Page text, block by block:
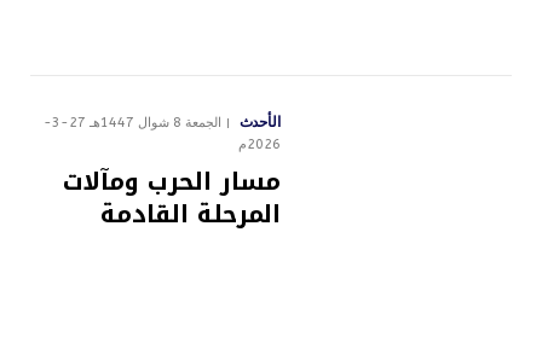
الأحدث
الجمعة 8 شوال 1447هـ 27-3-
2026م
مسار الحرب ومآلات
المرحلة القادمة